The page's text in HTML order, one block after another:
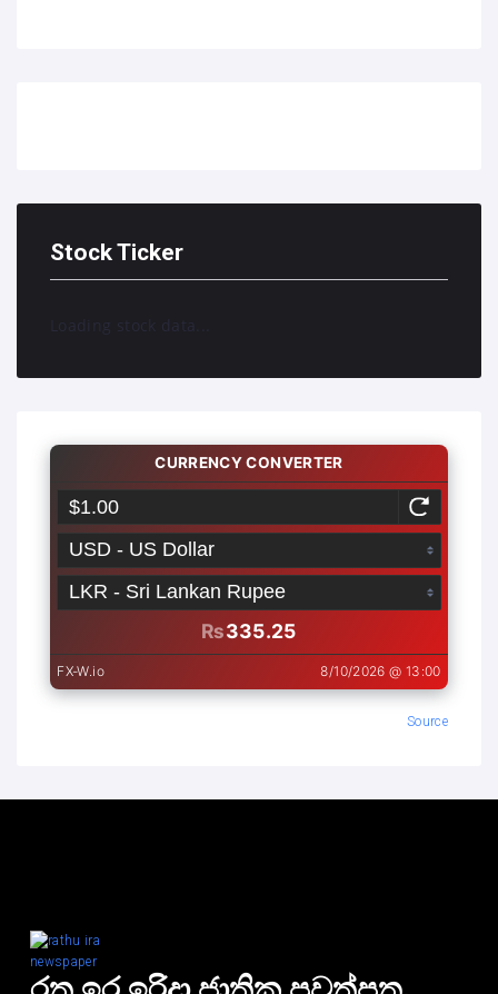
Stock Ticker
Loading stock data...
Source